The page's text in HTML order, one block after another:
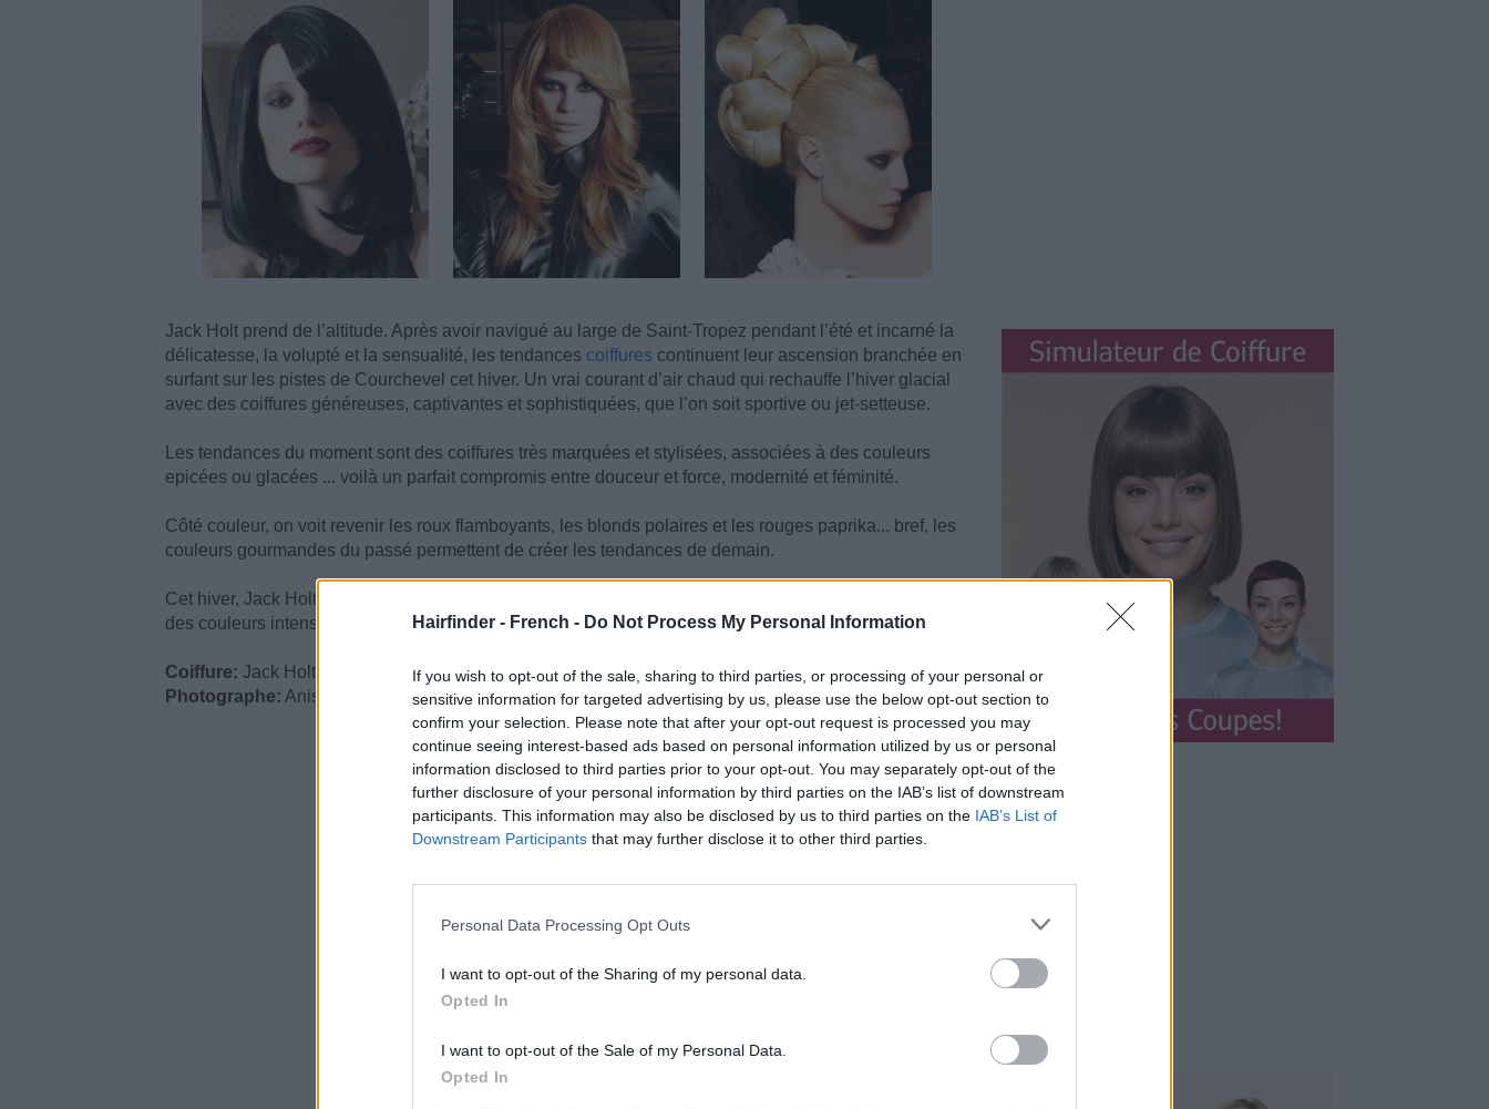
Hairfinder - French - Do Not Process My Personal Information
If you wish to opt-out of the sale, sharing to third parties, or processing of your personal or
sensitive information for targeted advertising by us, please use the below opt-out section to
confirm your selection. Please note that after your opt-out request is processed you may
continue seeing interest-based ads based on personal information utilized by us or personal
information disclosed to third parties prior to your opt-out. You may separately opt-out of the
further disclosure of your personal information by third parties on the IAB’s list of downstream
participants. This information may also be disclosed by us to third parties on the IAB’s List of
Downstream Participants that may further disclose it to other third parties.
Personal Data Processing Opt Outs
I want to opt-out of the Sharing of my personal data.
Opted In
I want to opt-out of the Sale of my Personal Data.
Opted In
Jack Holt prend de l’altitude. Après avoir navigué au large de Saint-Tropez pendant l’été et incarné la
délicatesse, la volupté et la sensualité, les tendances coiffures continuent leur ascension branchée en
surfant sur les pistes de Courchevel cet hiver. Un vrai courant d’air chaud qui rechauffe l’hiver glacial
avec des coiffures généreuses, captivantes et sophistiquées, que l’on soit sportive ou jet-setteuse.
Les tendances du moment sont des coiffures très marquées et stylisées, associées à des couleurs
epicées ou glacées ... voilà un parfait compromis entre douceur et force, modernité et féminité.
Côté couleur, on voit revenir les roux flamboyants, les blonds polaires et les rouges paprika... bref, les
couleurs gourmandes du passé permettent de créer les tendances de demain.
Cet hiver, Jack Holt remet au goût du jour les classiques de la féminité avec des coiffures denses et
des couleurs intenses qui attisent les braises du feu de cheminée.
Coiffure: Jack Holt Coiffeur Créateur
Photographe: Anissa Si